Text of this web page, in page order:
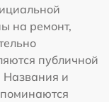
на ремонт,
публичной
Названия и